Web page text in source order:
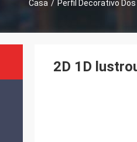
Casa / Perfil Decorativo Dos
2D 1D